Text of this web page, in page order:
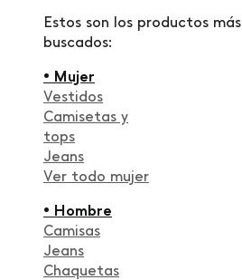
Estos son los productos más
buscados:
• Mujer
Vestidos
Camisetas y
tops
Jeans
Ver todo mujer
• Hombre
Camisas
Jeans
Chaquetas